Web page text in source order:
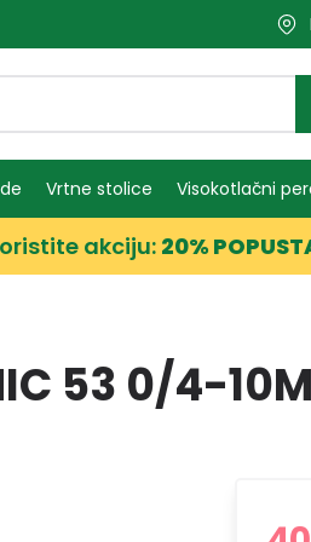
Vrtne stolice Visokotlačni
akciju:20%
53 0/4-